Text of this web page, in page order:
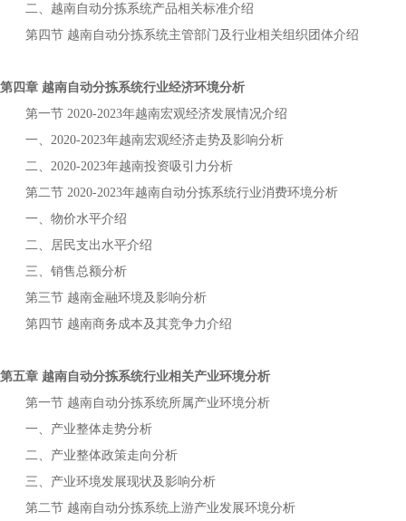
二、 越南自动分拣系统产品相关标准介绍
第四节 越南自动分拣系统主管部门及行业相关组织团体介绍
第四章 越南自动分拣系统行业经济环境分析
第一节 2020-2023年越南宏观经济发展情况介绍
一、 2020-2023年越南宏观经济走势及影响分析
二、 2020-2023年越南投资吸引力分析
第二节 2020-2023年越南自动分拣系统行业消费环境分析
一、物价水平介绍
二、居民支出水平介绍
三、销售总额分析
第三节 越南金融环境及影响分析
第四节 越南商务成本及其竞争力介绍
第五章 越南自动分拣系统行业相关产业环境分析
第一节 越南自动分拣系统所属产业环境分析
一、产业整体走势分析
二、产业整体政策走向分析
三、产业环境发展现状及影响分析
第二节 越南自动分拣系统 上游产业发展环境分析